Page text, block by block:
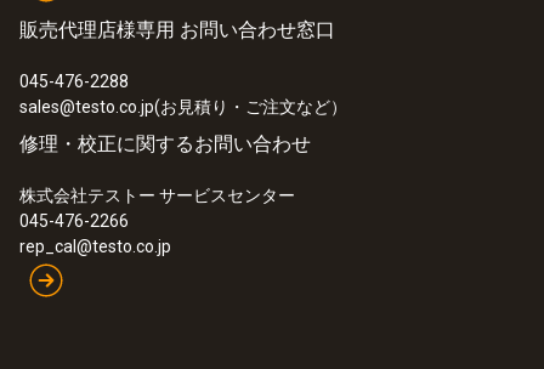
販売代理店様専用 お問い合わせ窓口
045-476-2288
sales@testo.co.jp(お見積り・ご注文など）
修理・校正に関するお問い合わせ
株式会社テストー サービスセンター
045-476-2266
rep_cal@testo.co.jp